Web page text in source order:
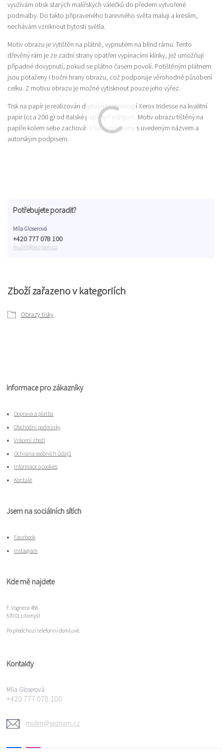
využívám otisk starých malířských válečků do předem vytvořené
podmalby. Do takto připraveného barevného světa maluji a kreslím,
nechávám vzniknout bytosti světla.
Motiv obrazu je vytištěn na plátně, vypnutém na blind rámu. Tento
dřevěný rám je ze zadní strany opatřen vypínacími klínky, jež umožňují
případné dovypnutí, pokud se plátno časem povolí. Potištěným plátnem
jsou potaženy i boční hrany obrazu, což podporuje věrohodné působení
celku. Z motivu obrazu je možné vytisknout pouze jeho výřez.
Tisk na papír je realizován digitální technologií Xerox Iridesse na kvalitní
papír (cca 200 g) od italské papírny Fedrigoni. Motiv obrazu tištěný na
papíře kolem sebe zachovává bílou paspartu s uvedeným názvem a
autorským podpisem.
Zboží zařazeno v kategoriích
Obrazy tisky
Potřebujete poradit?
Míla Gloserová
+420 777 078 100
mulim@seznam.cz
Informace pro zákazníky
Doprava a platba
Obchodní podmínky
Vrácení zboží
Ochrana osobních údajů
Informace o cookies
Kontakt
Jsem na sociálních sítích
Facebook
Instagram
Kde mě najdete
F. Vognera 456
570 01 Litomyšl
Po předchozí telefonní domluvě.
Kontakty
Míla Gloserová
+420 777 078 100
mulim@seznam.cz